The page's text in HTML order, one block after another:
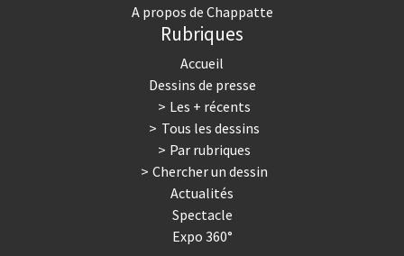
A propos de Chappatte
Rubriques
Accueil
Dessins de presse
Les + récents
Tous les dessins
Par rubriques
Chercher un dessin
Actualités
Spectacle
Expo 360°